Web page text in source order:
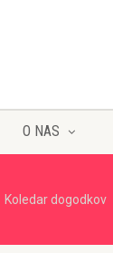
O NAS
Koledar dogodkov